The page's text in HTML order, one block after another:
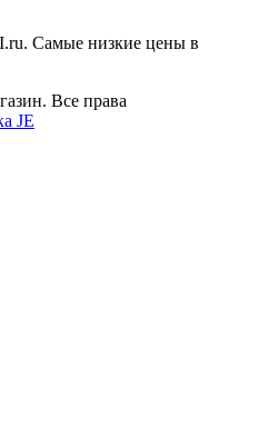
Самые низкие цены в
Все права
JE